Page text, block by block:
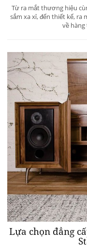
Từ ra mắt thương hiệu
sắm xa xỉ, đến thiết kế, ra
về hàng
Lựa chọn đẳng